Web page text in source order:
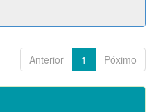
Anterior 1 Póximo